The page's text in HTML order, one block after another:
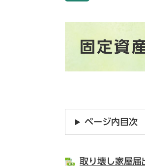
固定資
ページ内目次
取り壊し家屋